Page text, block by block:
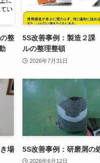
整
5S改善事例：製造２
ルの整理整頓
2026年7月31日
場
5S改善事例：研磨屑の
2026年6月12日